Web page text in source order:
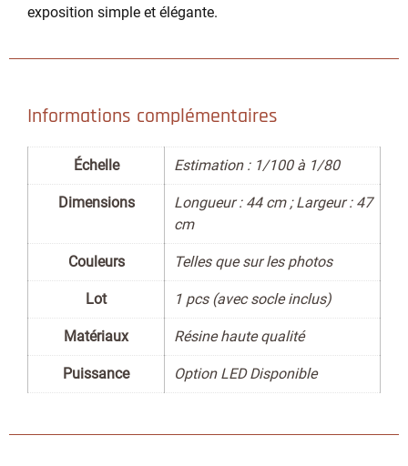
exposition simple et élégante.
Informations complémentaires
Échelle Estimation : 1/100 à 1/80
Dimensions
Longueur : 44 cm ; Largeur : 47
cm
Couleurs Telles que sur les photos
Lot 1 pcs (avec socle inclus)
Matériaux Résine haute qualité
Puissance Option LED Disponible